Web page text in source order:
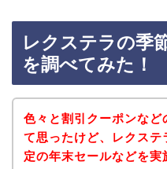
レクステラの季
を調べてみた！
色々と割引クーポンなど
て思ったけど、レクステ
定の年末セールなどを実